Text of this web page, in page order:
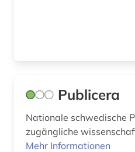
wissenschaft (1)
Publicera
Nationale schwedische
zugängliche
Mehr Informationen